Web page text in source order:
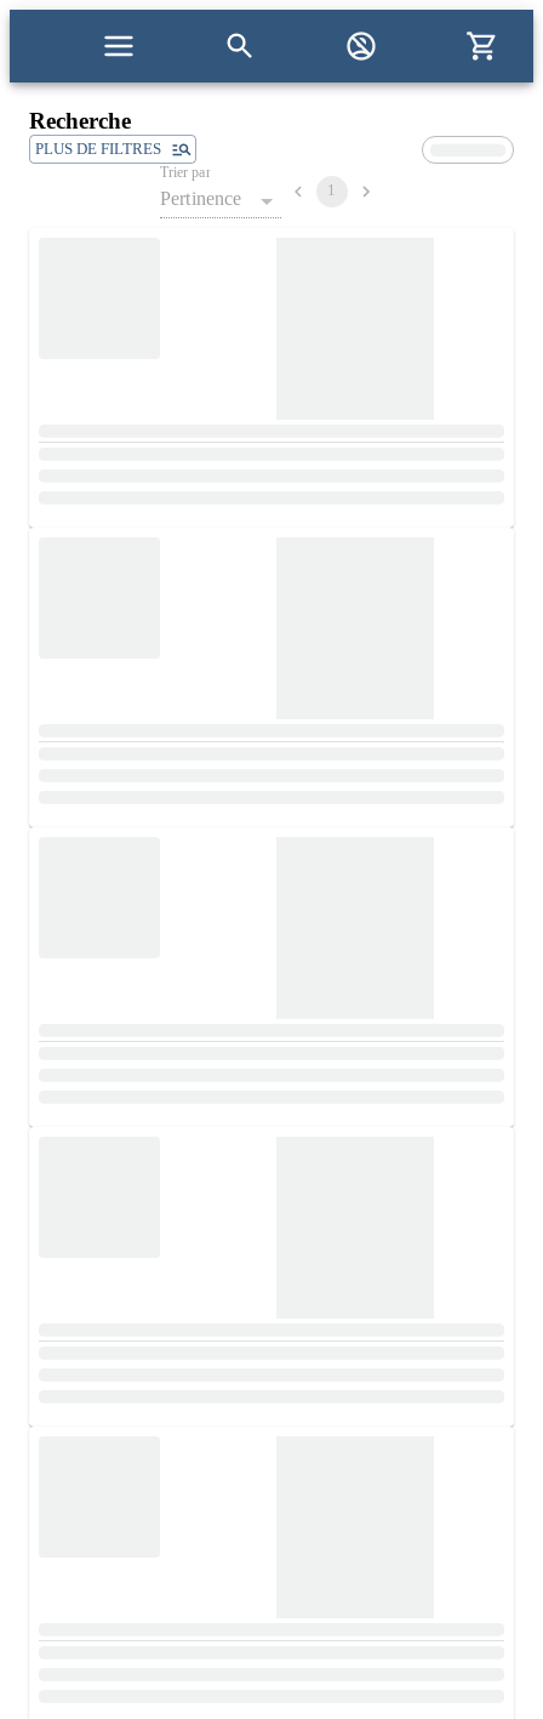
Recherche
PLUS DE FILTRES
Trier par
Pertinence 1